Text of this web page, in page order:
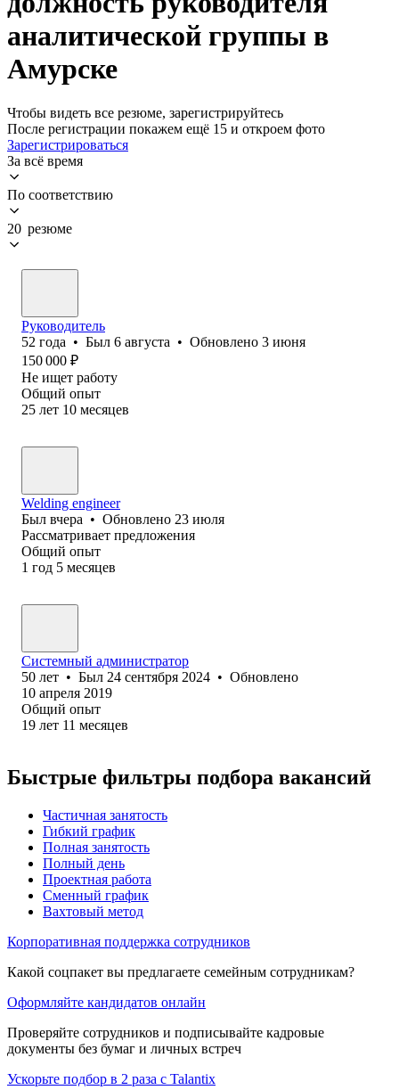
аналитической группы в
Амурске
Чтобы видеть все резюме, зарегистрируйтесь
После регистрации покажем ещё 15 и откроем фото
Зарегистрироваться
За всё время
По соответствию
20 резюме
Руководитель
52 года • Был 6 августа • Обновлено 3 июня
150 000 ₽
Не ищет работу
Общий опыт
25 лет 10 месяцев
Welding engineer
Был вчера • Обновлено 23 июля
Рассматривает предложения
Общий опыт
1 год 5 месяцев
Системный администратор
50 лет • Был 24 сентября 2024 • Обновлено
10 апреля 2019
Общий опыт
19 лет 11 месяцев
Быстрые фильтры подбора вакансий
Частичная занятость
Гибкий график
Полная занятость
Полный день
Проектная работа
Сменный график
Вахтовый метод
Корпоративная поддержка сотрудников
Какой соцпакет вы предлагаете семейным сотрудникам?
Оформляйте кандидатов онлайн
Проверяйте сотрудников и подписывайте кадровые
документы без бумаг и личных встреч
Ускорьте подбор в 2 раза с Talantix